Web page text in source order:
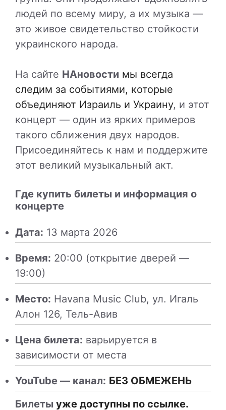
людей по всему миру, а их музыка —
это живое свидетельство стойкости
украинского народа.
На сайте НАновости мы всегда
следим за событиями, которые
объединяют Израиль и Украину, и этот
концерт — один из ярких примеров
такого сближения двух народов.
Присоединяйтесь к нам и поддержите
этот великий музыкальный акт.
Где купить билеты и информация о
концерте
Дата: 13 марта 2026
Время: 20:00 (открытие дверей —
19:00)
Место: Havana Music Club, ул. Игаль
Алон 126, Тель-Авив
Цена билета: варьируется в
зависимости от места
YouTube — канал: БЕЗ ОБМЕЖЕНЬ
Билеты уже доступны по ссылке.